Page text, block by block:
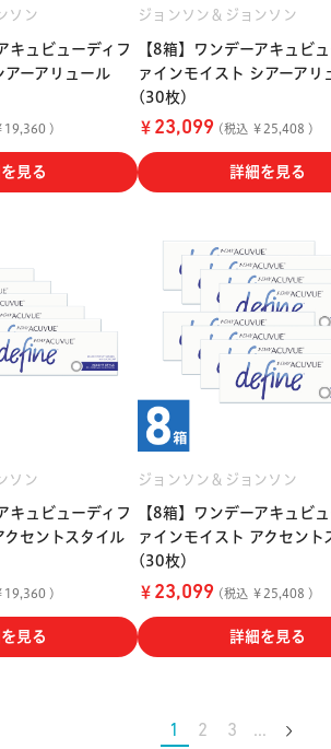
ソン
キュビューディフ
ーアリュール
19,360 )
見る
ジョンソン＆ジョンソン
【8箱】ワンデーアキュビ
ァインモイスト シアーアリ
(30枚)
￥ 23,099 (税込 ￥25,408 )
詳細を見る
ソン
キュビューディフ
セントスタイル
19,360 )
見る
ジョンソン＆ジョンソン
【8箱】ワンデーアキュビ
ァインモイスト アクセント
(30枚)
￥ 23,099 (税込 ￥25,408 )
詳細を見る
1 2 3 …